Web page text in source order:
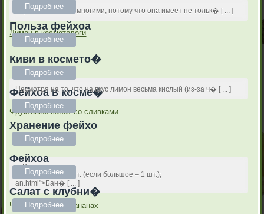
Подробнее
Польза фейхоа
Подробнее
Киви в космето�
Подробнее
Фейхоа в косме�
Подробнее
Хранение фейхо
Подробнее
Фейхоа
Подробнее
Салат с клубни�
Подробнее
Клубника любима многими, потому что она имеет не тольк� [ ... ]
Лимон в косметологи
Несмотря на то, что на вкус лимон весьма кислый (из-за ч� [ ... ]
Фруктовый салат со сливками...
Ингредиенты:
bloki.html">Яблокит. (если большое – 1 шт.);
an.html">Бан� [ ... ]
Что полезного в бананах